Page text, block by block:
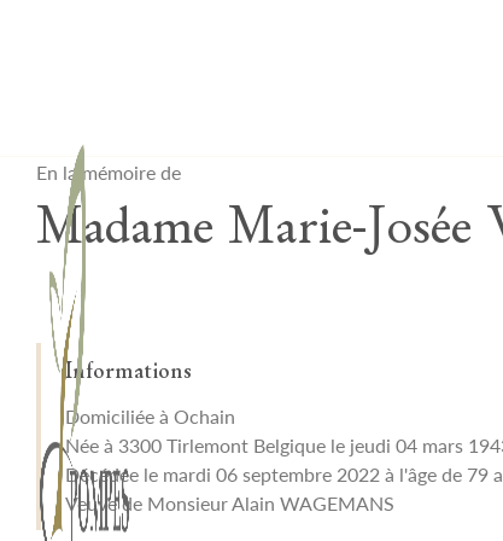
En la mémoire de
Madame Marie-
Informations
Domiciliée à Ochain
Née à 3300 Tirlemont Belgique le jeudi 04 mars
Décédée le mardi 06 septembre 2022 à l'âge de 79
Veuve de Monsieur Alain WAGEMANS